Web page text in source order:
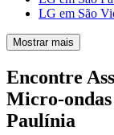
LG em São
Mostrar mais
Encontre
Micro-
Paulínia